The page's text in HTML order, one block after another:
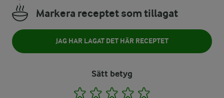
Markera receptet som tillagat
JAG HAR LAGAT DET HÄR RECEPTET
Sätt betyg
1 2 3 4